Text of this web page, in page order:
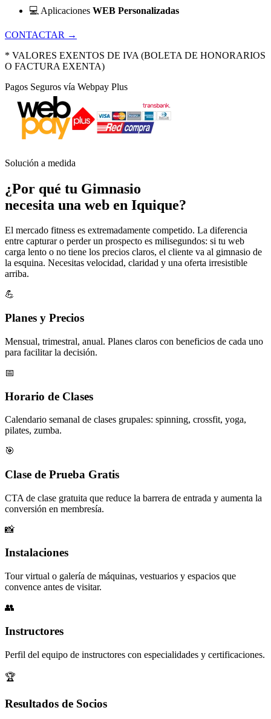
💻 Aplicaciones WEB Personalizadas
CONTACTAR →
* VALORES EXENTOS DE IVA (BOLETA DE HONORARIOS
O FACTURA EXENTA)
Pagos Seguros vía Webpay Plus
Solución a medida
¿Por qué tu Gimnasio
necesita una web en Iquique?
El mercado fitness es extremadamente competido. La diferencia
entre capturar o perder un prospecto es milisegundos: si tu web
carga lento o no tiene los precios claros, el cliente va al gimnasio de
la esquina. Necesitas velocidad, claridad y una oferta irresistible
arriba.
💪
Planes y Precios
Mensual, trimestral, anual. Planes claros con beneficios de cada uno
para facilitar la decisión.
📅
Horario de Clases
Calendario semanal de clases grupales: spinning, crossfit, yoga,
pilates, zumba.
🎯
Clase de Prueba Gratis
CTA de clase gratuita que reduce la barrera de entrada y aumenta la
conversión en membresía.
📸
Instalaciones
Tour virtual o galería de máquinas, vestuarios y espacios que
convence antes de visitar.
👥
Instructores
Perfil del equipo de instructores con especialidades y certificaciones.
🏆
Resultados de Socios